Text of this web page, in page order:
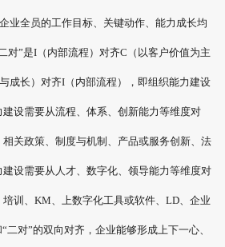
业全员的工作目标、关键动作、能力成长均
对”是I（内部流程）对齐C（以客户价值为主
成长）对齐I（内部流程），即组织能力建设
设需要从流程、体系、创新能力等维度对
关政策、制度与机制、产品或服务创新、法
设需要从人才、数字化、领导能力等维度对
训、KM、上数字化工具或软件、LD、企业
二对”的双向对齐，企业能够形成上下一心、